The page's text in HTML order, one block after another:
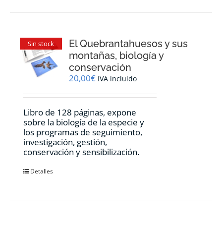
Sin stock
El Quebrantahuesos y sus
montañas, biología y
conservación
20,00€ IVA incluido
Libro de 128 páginas, expone
sobre la biología de la especie y
los programas de seguimiento,
investigación, gestión,
conservación y sensibilización.
Detalles